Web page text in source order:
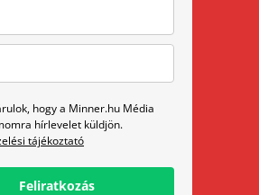
hogy a Minner.hu Média
hírlevelet küldjön.
tájékoztató
Feliratkozás